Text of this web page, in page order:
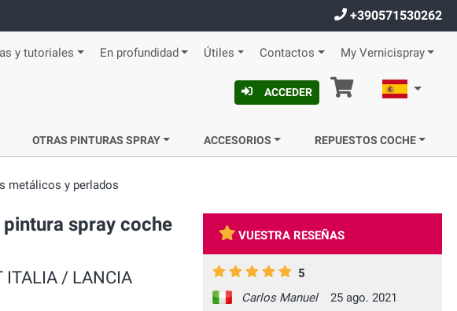
+390571530262
y tutoriales En profundidad Útiles Contactos My Vernicispray
ACCEDER Cesta Español
OTRAS PINTURAS SPRAY ACCESORIOS REPUESTOS COCHE
metálicos y perlados
spray coche
/ LANCIA
VUESTRA RESEÑAS
5
Carlos Manuel
25 ago. 2021